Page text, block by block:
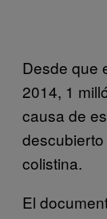
Desde que
2014, 1
causa de
colistina.
El